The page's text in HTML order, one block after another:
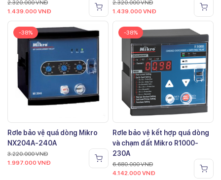
2.320.000VNĐ
1.439.000 VNĐ
2.320.000VNĐ
1.439.000 VNĐ
-38%
Rơle bảo vệ quá dòng Mikro
NX204A-240A
3.220.000VNĐ
1.997.000 VNĐ
-38%
Rơle bảo vệ kết hợp quá dòng
và chạm đất Mikro R1000-
230A
6.680.000VNĐ
4.142.000 VNĐ